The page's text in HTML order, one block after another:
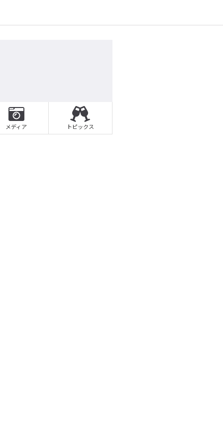
メディア トピックス